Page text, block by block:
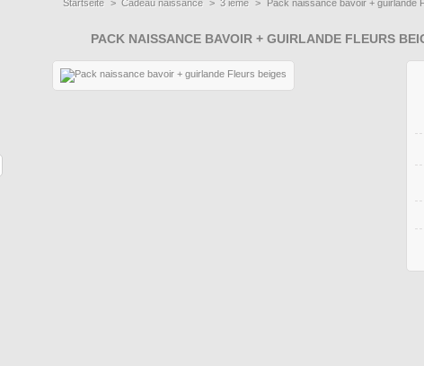
Startseite > Cadeau naissance > 3 ième > Pack naissance bavoir + guirlande
PACK NAISSANCE BAVOIR + GUIRLANDE FLEURS